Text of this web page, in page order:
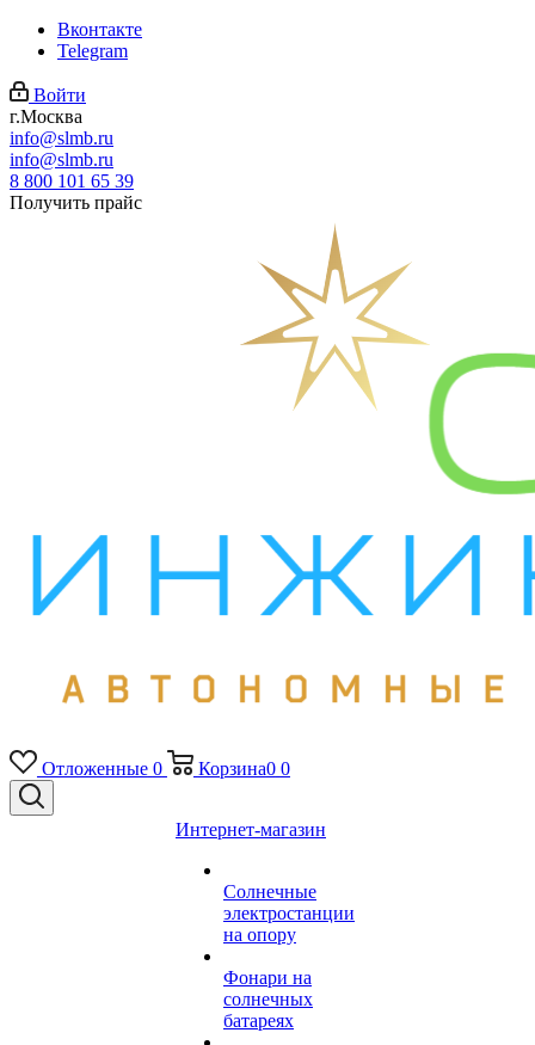
Вконтакте
Telegram
Войти
г.Москва
info@slmb.ru
info@slmb.ru
8 800 101 65 39
Получить прайс
Отложенные 0 Корзина0 0
Интернет-магазин
Солнечные
электростанции
на опору
Фонари на
солнечных
батареях